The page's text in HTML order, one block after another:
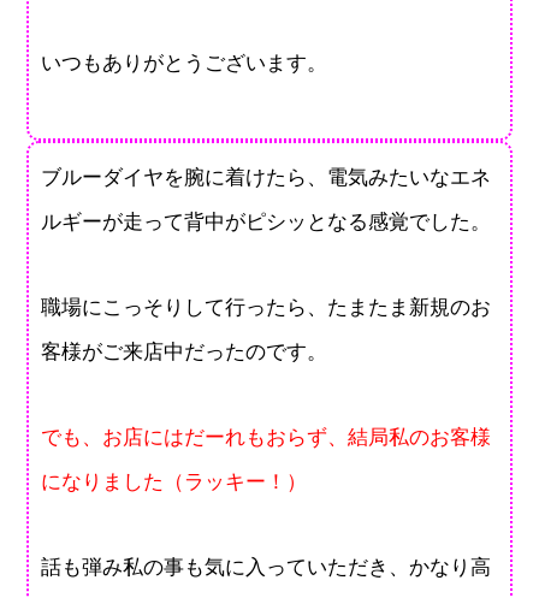
いつもありがとうございます。
ブルーダイヤを腕に着けたら、電気みたいなエネ
ルギーが走って背中がピシッとなる感覚でした。
職場にこっそりして行ったら、たまたま新規のお
客様がご来店中だったのです。
でも、お店にはだーれもおらず、結局私のお客様
になりました（ラッキー！）
話も弾み私の事も気に入っていただき、かなり高